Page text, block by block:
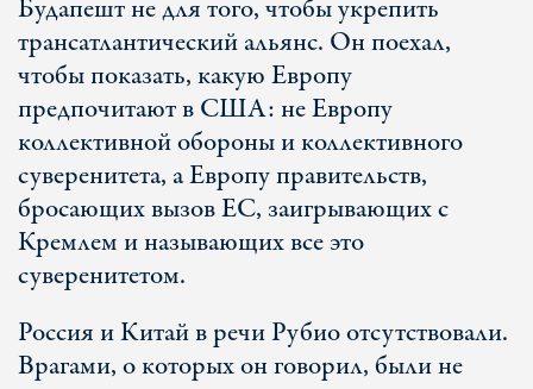
Будапешт не для того, чтобы укрепить
трансатлантический альянс. Он поехал,
чтобы показать, какую Европу
предпочитают в США: не Европу
коллективной обороны и коллективного
суверенитета, а Европу правительств,
бросающих вызов ЕС, заигрывающих с
Кремлем и называющих все это
суверенитетом.
Россия и Китай в речи Рубио отсутствовали.
Врагами, о которых он говорил, были не